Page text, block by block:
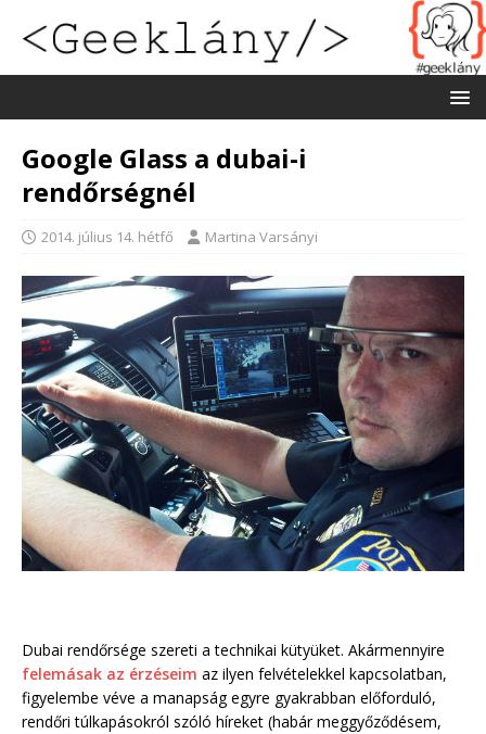
Google Glass a dubai-i
rendőrségnél
2014. július 14. hétfő Martina Varsányi
Dubai rendőrsége szereti a technikai kütyüket. Akármennyire
felemásak az érzéseim az ilyen felvételekkel kapcsolatban,
figyelembe véve a manapság egyre gyakrabban előforduló,
rendőri túlkapásokról szóló híreket (habár meggyőződésem,